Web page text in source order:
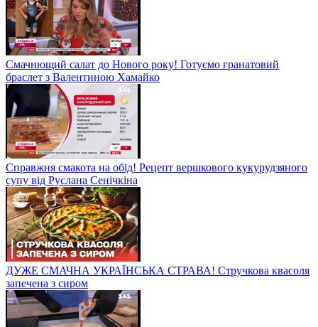
Смачнющий салат до Нового року! Готуємо гранатовий
браслет з Валентиною Хамайко
Справжня смакота на обід! Рецепт вершкового кукурудзяного
супу від Руслана Сенічкіна
ДУЖЕ СМАЧНА УКРАЇНСЬКА СТРАВА! Стручкова квасоля
запечена з сиром